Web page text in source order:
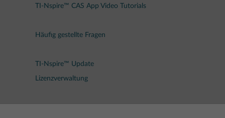
TI-Nspire™ CAS App Video Tutorials
Häufig gestellte Fragen
TI-Nspire™ Update
Lizenzverwaltung